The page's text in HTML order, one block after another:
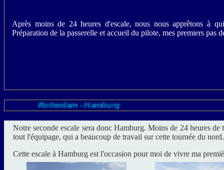
Après moins de 24 heures d'escale, nous nous apprêtons à
Préparation de la passerelle et accueil du pilote, mes premiers
Rotterdam - Hamburg
Notre seconde escale sera donc Hamburg. Moins de 24 heures
tout l'équipage, qui a beaucoup de travail sur cette tournée du nord.
Cette escale à Hamburg est l'occasion pour moi de vivre ma